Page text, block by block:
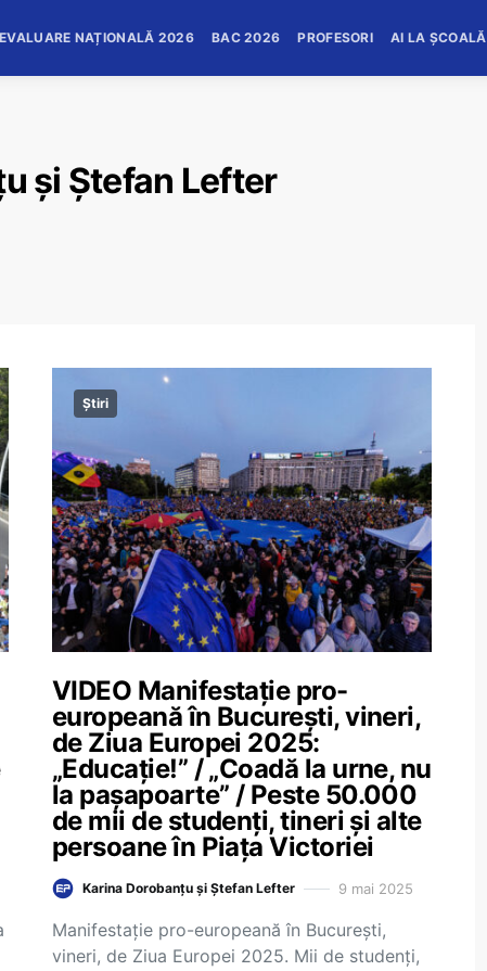
EVALUARE NAȚIONALĂ 2026 BAC 2026 PROFESORI AI LA ȘCOALĂ
și Ștefan Lefter
Știri
VIDEO Manifestație pro-
europeană în București, vineri,
de Ziua Europei 2025:
„Educație!” / „Coadă la urne, nu
la pașapoarte” / Peste 50.000
de mii de studenți, tineri și alte
persoane în Piața Victoriei
Karina Dorobanțu și Ștefan Lefter 9 mai 2025
Manifestație pro-europeană în București,
vineri, de Ziua Europei 2025. Mii de studenți,